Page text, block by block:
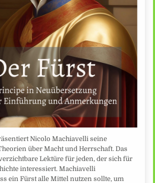
Nicolo Machiavelli seine
über Macht und Herrschaft. Das
Lektüre für jeden, der sich für
interessiert. Machiavelli
ein Fürst alle Mittel nutzen sollte, um